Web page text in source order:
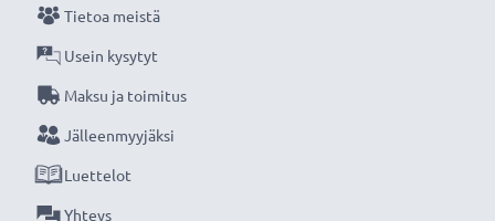
Tietoa meistä
Usein kysytyt
Maksu ja toimitus
Jälleenmyyjäksi
Luettelot
Yhteys